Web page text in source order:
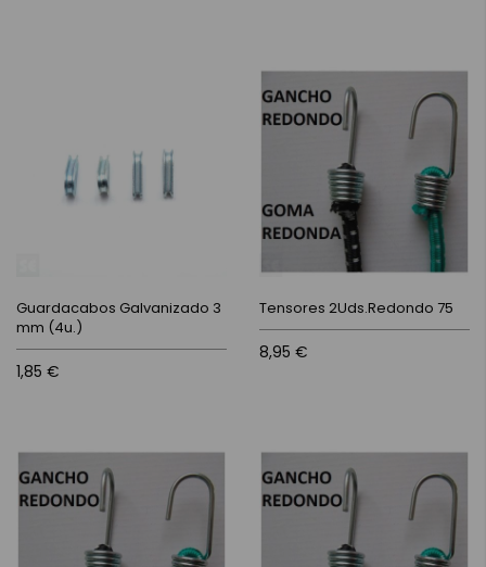
Guardacabos Galvanizado 3
mm (4u.)
1,85 €
Tensores 2Uds.Redondo 75
8,95 €